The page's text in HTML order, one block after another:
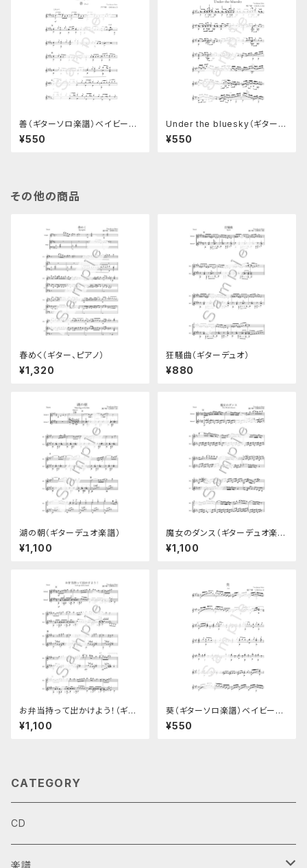
善（ギターソロ楽譜）ベイビーズ
ソングNo.6
¥550
Under the bluesky（ギターソ
ロ楽譜）
¥550
その他の商品
春めく（ギター、ピアノ）
¥1,320
狂騒曲（ギターデュオ）
¥880
湖の朝（ギターデュオ楽譜）
¥1,100
魔女のダンス（ギターデュオ楽
譜）
¥1,100
お弁当持って出かけよう！（ギタ
ーデュオ楽譜）
¥1,100
葵（ギターソロ楽譜）ベイビーズ
ソングNo.5
¥550
CATEGORY
CD
楽譜